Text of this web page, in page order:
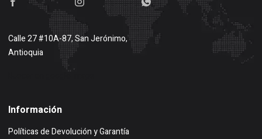
Calle 27 #10A-87, San Jerónimo,
Antioquia
Información
Políticas de Devolución y Garantía